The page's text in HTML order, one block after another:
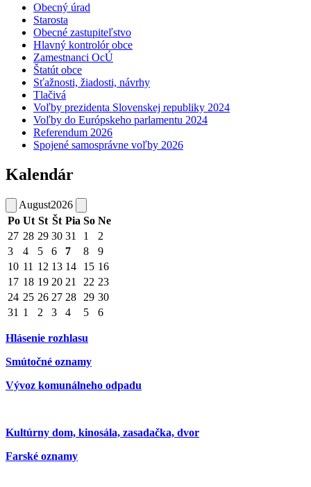
Obecný úrad
Starosta
Obecné zastupiteľstvo
Hlavný kontrolór obce
Zamestnanci OcÚ
Štatút obce
Sťažnosti, žiadosti, návrhy
Tlačivá
Voľby prezidenta Slovenskej republiky 2024
Voľby do Európskeho parlamentu 2024
Referendum 2026
Spojené samosprávne voľby 2026
Kalendár
August2026
Po Ut St Št Pia So Ne
27 28 29 30 31 1
2
3
4 5 6 7 8
9
10 11 12 13 14 15 16
17 18 19 20 21 22 23
24 25 26 27 28 29 30
31 1 2 3 4 5 6
Hlásenie rozhlasu
Smútočné oznamy
Vývoz komunálneho odpadu
Kultúrny dom, kinosála, zasadačka, dvor
Farské oznamy